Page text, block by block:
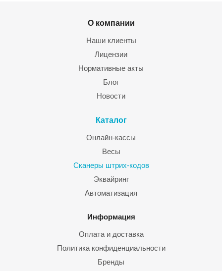
О компании
Наши клиенты
Лицензии
Нормативные акты
Блог
Новости
Каталог
Онлайн-кассы
Весы
Сканеры штрих-кодов
Эквайринг
Автоматизация
Информация
Оплата и доставка
Политика конфиденциальности
Бренды